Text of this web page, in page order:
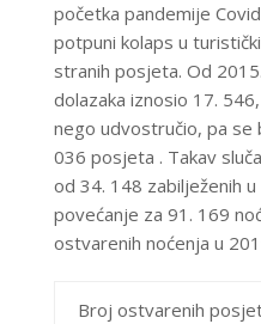
početka pandemije
potpuni kolaps u
stranih posjeta. Od
dolazaka iznosio 17.
nego udvostručio, pa se
036 posjeta . Takav
od 34. 148 zabilježenih
povećanje za 91. 169
ostvarenih noćenja u
Broj ostvarenih